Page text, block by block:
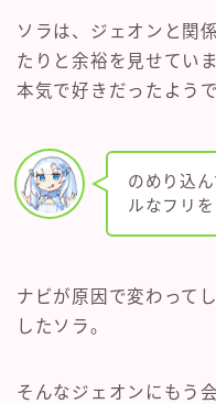
ソラは、ジェオンと関
たりと余裕を見せてい
本気で好きだったようで
のめり込
ルなフリ
ナビが原因で変わって
したソラ。
そんなジェオンにもう